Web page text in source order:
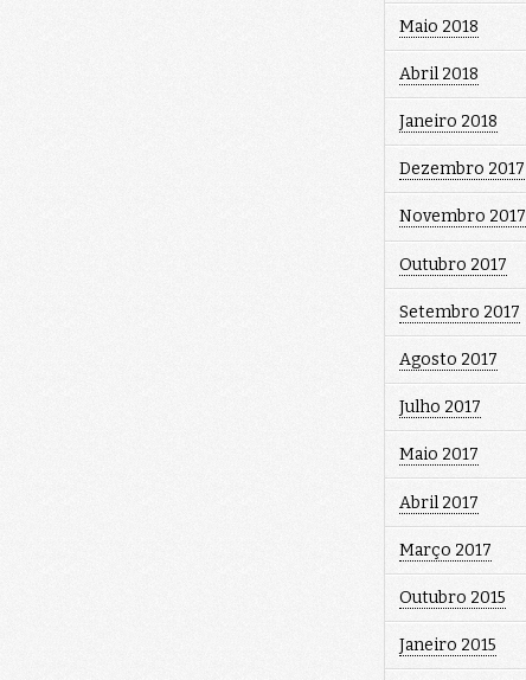
Maio 2018
Abril 2018
Janeiro 2018
Dezembro 2017
Novembro 2017
Outubro 2017
Setembro 2017
Agosto 2017
Julho 2017
Maio 2017
Abril 2017
Março 2017
Outubro 2015
Janeiro 2015